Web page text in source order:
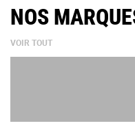
NOS
VOIR TOUT